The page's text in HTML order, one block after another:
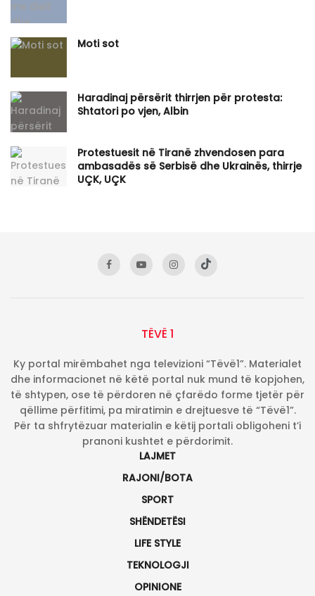
Moti sot
Haradinaj përsërit thirrjen për protesta:
Shtatori po vjen, Albin
Protestuesit në Tiranë zhvendosen para
ambasadës së Serbisë dhe Ukrainës, thirrje
UÇK, UÇK
TËVË 1
Ky portal mirëmbahet nga televizioni “Tëvë1”. Materialet
dhe informacionet në këtë portal nuk mund të kopjohen,
të shtypen, ose të përdoren në çfarëdo forme tjetër për
qëllime përfitimi, pa miratimin e drejtuesve të “Tëvë1”.
Për ta shfrytëzuar materialin e këtij portali obligoheni t’i
pranoni kushtet e përdorimit.
LAJMET
RAJONI/BOTA
SPORT
SHËNDETËSI
LIFE STYLE
TEKNOLOGJI
OPINIONE